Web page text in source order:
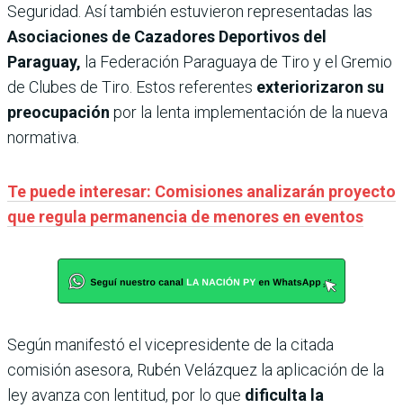
Seguridad. Así también estuvieron representadas las
Asociaciones de Cazadores Deportivos del
Paraguay, la Federación Paraguaya de Tiro y el Gremio
de Clubes de Tiro. Estos referentes exteriorizaron su
preocupación por la lenta implementación de la nueva
normativa.
Te puede interesar: Comisiones analizarán proyecto
que regula permanencia de menores en eventos
Según manifestó el vicepresidente de la citada
comisión asesora, Rubén Velázquez la aplicación de la
ley avanza con lentitud, por lo que dificulta la